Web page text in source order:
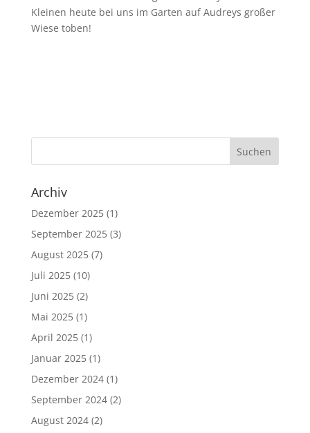
Kleinen heute bei uns im Garten auf Audreys großer
Wiese toben!
Archiv
Dezember 2025(1)
September 2025(3)
August 2025(7)
Juli 2025(10)
Juni 2025(2)
Mai 2025(1)
April 2025(1)
Januar 2025(1)
Dezember 2024(1)
September 2024(2)
August 2024(2)